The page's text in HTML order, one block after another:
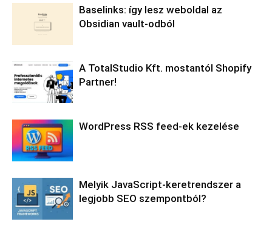
Baselinks: így lesz weboldal az
Obsidian vault-odból
A TotalStudio Kft. mostantól Shopify
Partner!
WordPress RSS feed-ek kezelése
Melyik JavaScript-keretrendszer a
legjobb SEO szempontból?